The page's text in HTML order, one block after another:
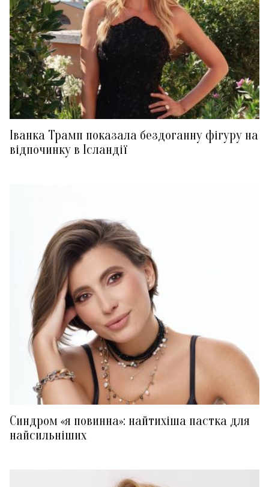
Іванка Трамп показала бездоганну фігуру на
відпочинку в Ісландії
Синдром «я повинна»: найтихіша пастка для
найсильніших